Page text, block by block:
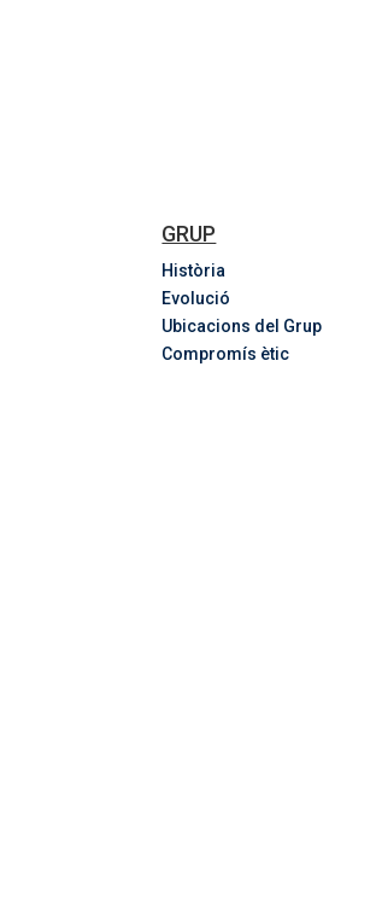
GRUP
Història
Evolució
Ubicacions del Grup
Compromís ètic